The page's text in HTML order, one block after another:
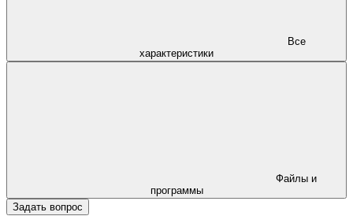
характеристики
программы
Задать вопрос